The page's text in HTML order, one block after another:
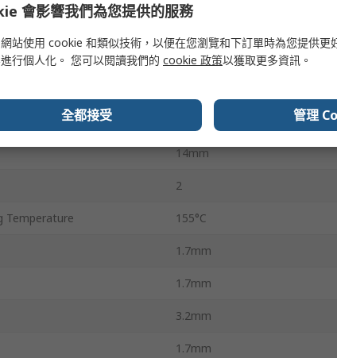
Carbon Film
CFS
14mm
2
Temperature 155°C
1.7mm
1.7mm
3.2mm
1.7mm
會影響我們為您提供的服務
站使用 cookie 和類似技術，以便在您瀏覽和下訂單時為您提供更
行個人化。 您可以閱讀我們的 cookie 政策以獲取更多資訊。
全都接受 管理